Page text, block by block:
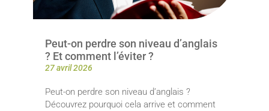
Peut-on perdre son niveau d’anglais
? Et comment l’éviter ?
27 avril 2026
Peut-on perdre son niveau d’anglais ?
Découvrez pourquoi cela arrive et comment